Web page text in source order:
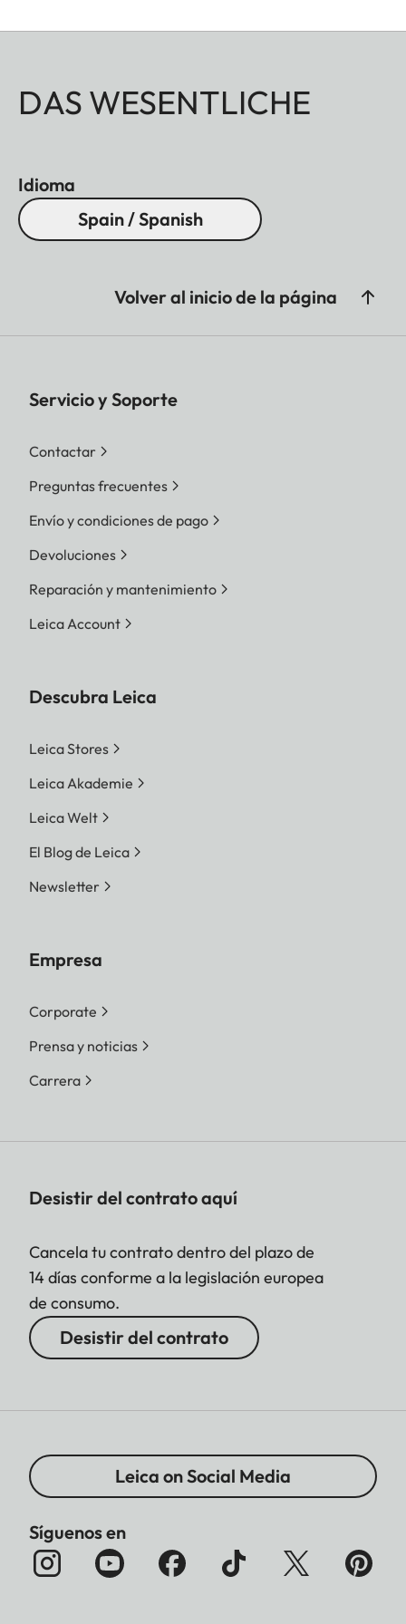
DAS WESENTLICHE
Idioma
Spain / Spanish
Volver al inicio de la página
Servicio y Soporte
Contactar
Preguntas frecuentes
Envío y condiciones de pago
Devoluciones
Reparación y mantenimiento
Leica Account
Descubra Leica
Leica Stores
Leica Akademie
Leica Welt
El Blog de Leica
Newsletter
Empresa
Corporate
Prensa y noticias
Carrera
Desistir del contrato aquí
Cancela tu contrato dentro del plazo de
14 días conforme a la legislación europea
de consumo.
Desistir del contrato
Leica on Social Media
Síguenos en